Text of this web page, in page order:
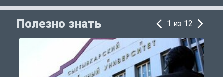
Полезно знать 1 из 12